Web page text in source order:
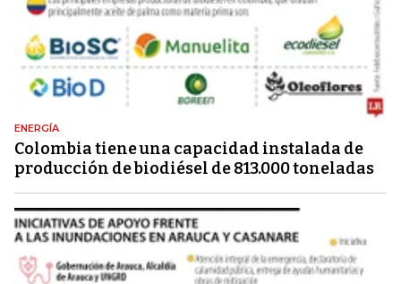
ENERGÍA
Colombia tiene una capacidad instalada de
producción de biodiésel de 813.000 toneladas